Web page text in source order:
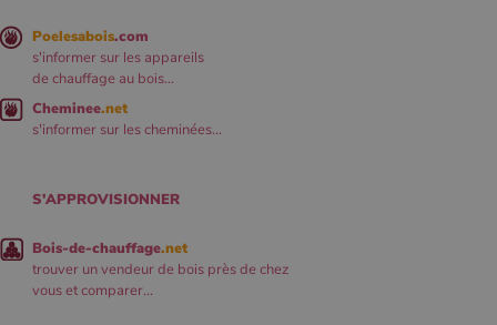
Poelesabois.com
s'informer sur les appareils
de chauffage au bois...
Cheminee.net
s'informer sur les cheminées...
S'APPROVISIONNER
Bois-de-chauffage.net
trouver un vendeur de bois près de chez
vous et comparer...